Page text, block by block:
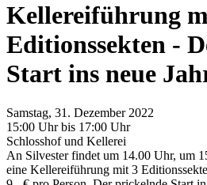
Kellereiführung
Editionssekten -
Start ins neue
Samstag, 31. Dezember 2022
15:00 Uhr bis 17:00 Uhr
Schlosshof und Kellerei
An Silvester findet um 14.00 Uhr, um
eine Kellereiführung mit 3